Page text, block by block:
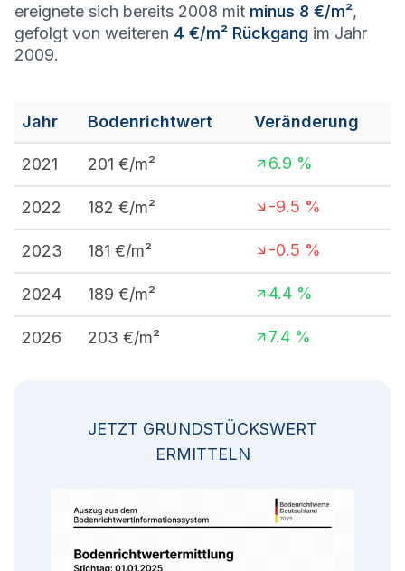
ereignete sich bereits 2008 mit minus 8 €/m²,
gefolgt von weiteren 4 €/m² Rückgang im Jahr
2009.
Jahr Bodenrichtwert Veränderung
2021 201 €/m² 6.9 %
2022 182 €/m² -9.5 %
2023 181 €/m² -0.5 %
2024 189 €/m² 4.4 %
2026 203 €/m² 7.4 %
JETZT GRUNDSTÜCKSWERT
ERMITTELN